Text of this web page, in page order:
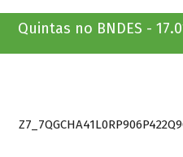
Quintas no BNDES -